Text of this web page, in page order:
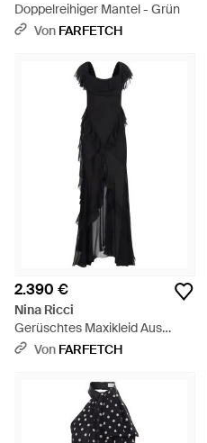
Doppelreihiger Mantel - Grün
Von FARFETCH
2.390 €
Nina Ricci
Gerüschtes Maxikleid Aus
Seide - Schwarz
Von FARFETCH